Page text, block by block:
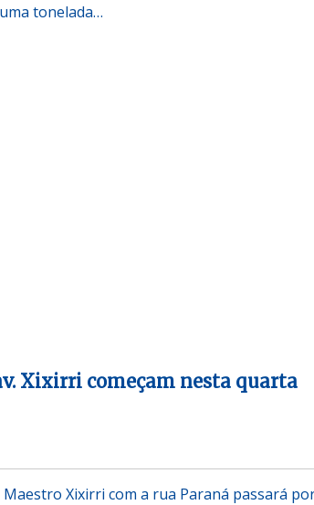
tonelada…
Xixirri começam nesta quarta
Xixirri com a rua Paraná passará